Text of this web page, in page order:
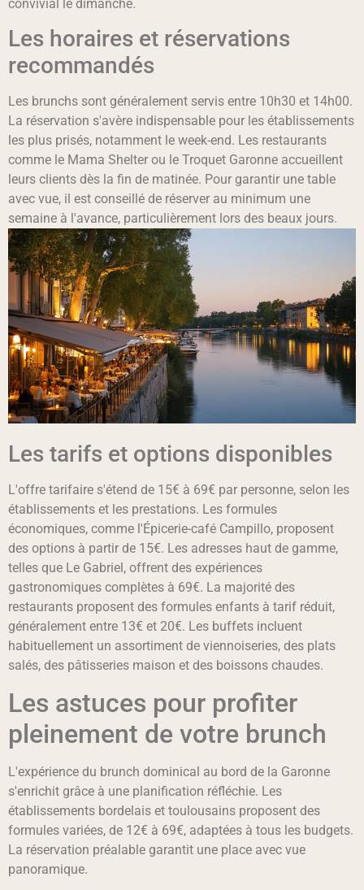
convivial le dimanche.
Les horaires et réservations
recommandés
Les brunchs sont généralement servis entre 10h30 et 14h00.
La réservation s'avère indispensable pour les établissements
les plus prisés, notamment le week-end. Les restaurants
comme le Mama Shelter ou le Troquet Garonne accueillent
leurs clients dès la fin de matinée. Pour garantir une table
avec vue, il est conseillé de réserver au minimum une
semaine à l'avance, particulièrement lors des beaux jours.
Les tarifs et options disponibles
L'offre tarifaire s'étend de 15€ à 69€ par personne, selon les
établissements et les prestations. Les formules
économiques, comme l'Épicerie-café Campillo, proposent
des options à partir de 15€. Les adresses haut de gamme,
telles que Le Gabriel, offrent des expériences
gastronomiques complètes à 69€. La majorité des
restaurants proposent des formules enfants à tarif réduit,
généralement entre 13€ et 20€. Les buffets incluent
habituellement un assortiment de viennoiseries, des plats
salés, des pâtisseries maison et des boissons chaudes.
Les astuces pour profiter
pleinement de votre brunch
L'expérience du brunch dominical au bord de la Garonne
s'enrichit grâce à une planification réfléchie. Les
établissements bordelais et toulousains proposent des
formules variées, de 12€ à 69€, adaptées à tous les budgets.
La réservation préalable garantit une place avec vue
panoramique.